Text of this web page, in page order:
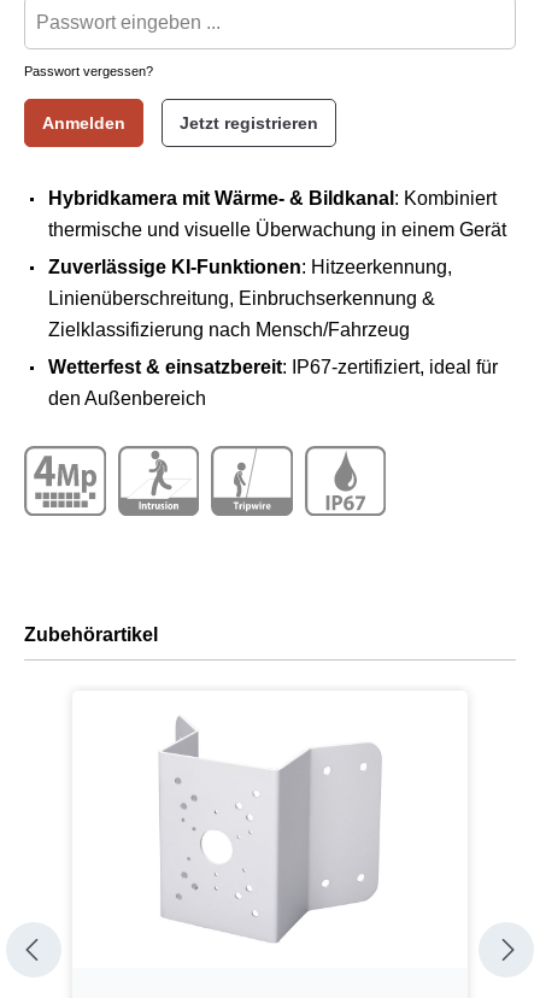
Passwort vergessen?
Anmelden Jetzt registrieren
Hybridkamera mit Wärme- & Bildkanal : Kombiniert
thermische und visuelle Überwachung in einem Gerät
Zuverlässige KI-Funktionen: Hitzeerkennung,
Linienüberschreitung, Einbruchserkennung &
Zielklassifizierung nach Mensch/Fahrzeug
Wetterfest & einsatzbereit: IP67-zertifiziert, ideal für
den Außenbereich
Zubehörartikel